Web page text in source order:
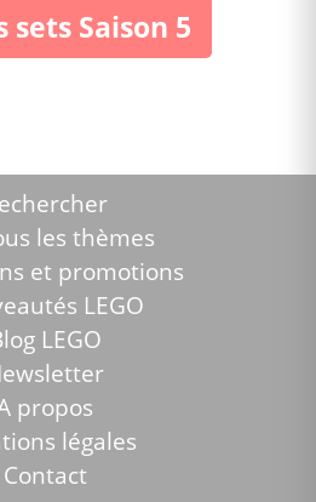
sets Saison 5
les thèmes
et promotions
LEGO
LEGO
propos
légales
Contact